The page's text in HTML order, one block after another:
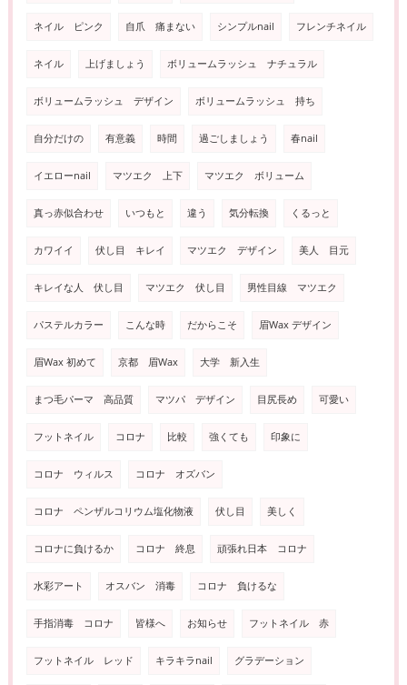
ネイル ピンク 自爪 痛まない シンプルnail フレンチネイル
ネイル 上げましょう ボリュームラッシュ ナチュラル
ボリュームラッシュ デザイン ボリュームラッシュ 持ち
自分だけの 有意義 時間 過ごしましょう 春nail
イエローnail マツエク 上下 マツエク ボリューム
真っ赤似合わせ いつもと 違う 気分転換 くるっと
カワイイ 伏し目 キレイ マツエク デザイン 美人 目元
キレイな人 伏し目 マツエク 伏し目 男性目線 マツエク
パステルカラー こんな時 だからこそ 眉Wax デザイン
眉Wax 初めて 京都 眉Wax 大学 新入生
まつ毛パーマ 高品質 マツパ デザイン 目尻長め 可愛い
フットネイル コロナ 比較 強くても 印象に
コロナ ウィルス コロナ オズバン
コロナ ペンザルコリウム塩化物液 伏し目 美しく
コロナに負けるか コロナ 終息 頑張れ日本 コロナ
水彩アート オスバン 消毒 コロナ 負けるな
手指消毒 コロナ 皆様へ お知らせ フットネイル 赤
フットネイル レッド キラキラnail グラデーション